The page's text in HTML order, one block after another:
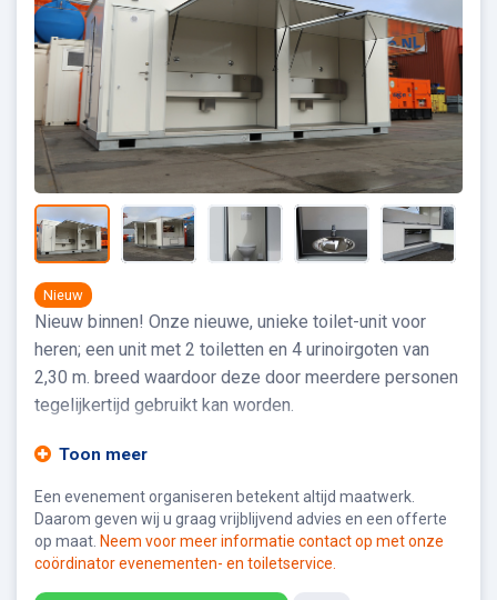
Nieuw
Nieuw binnen! Onze nieuwe, unieke toilet-unit voor
heren; een unit met 2 toiletten en 4 urinoirgoten van
2,30 m. breed waardoor deze door meerdere personen
tegelijkertijd gebruikt kan worden.
Toon meer
Een evenement organiseren betekent altijd maatwerk.
Daarom geven wij u graag vrijblijvend advies en een offerte
op maat. Neem voor meer informatie contact op met onze
coördinator evenementen- en toiletservice.